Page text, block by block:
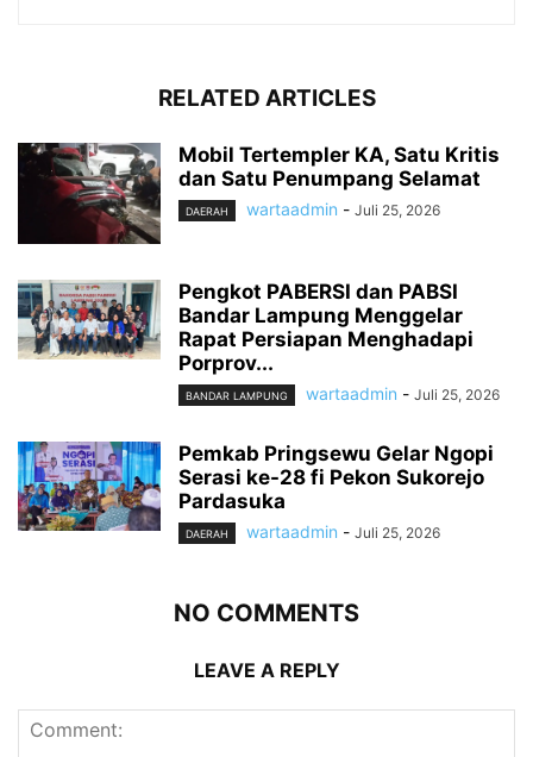
RELATED ARTICLES
Mobil Tertempler KA, Satu Kritis
dan Satu Penumpang Selamat
DAERAH wartaadmin - Juli 25, 2026
Pengkot PABERSI dan PABSI
Bandar Lampung Menggelar
Rapat Persiapan Menghadapi
Porprov...
BANDAR LAMPUNG wartaadmin - Juli 25, 2026
Pemkab Pringsewu Gelar Ngopi
Serasi ke-28 fi Pekon Sukorejo
Pardasuka
DAERAH wartaadmin - Juli 25, 2026
NO COMMENTS
LEAVE A REPLY